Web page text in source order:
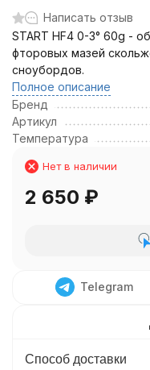
Написать отзыв
START HF4 0-3° 60g -
фторовых мазей
сноубордов.
Полное описание
Бренд
Артикул
Температура
Нет в наличии
2 650 ₽
Telegram
Способ доставки